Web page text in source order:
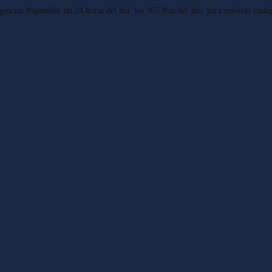
disponible las 24 horas del día, los 365 días del año, para resolver